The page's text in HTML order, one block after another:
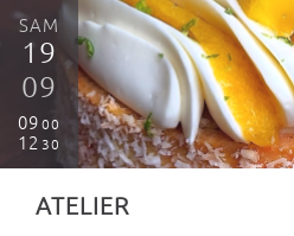
SAM
19
09
09 00
12 30
ATELIER